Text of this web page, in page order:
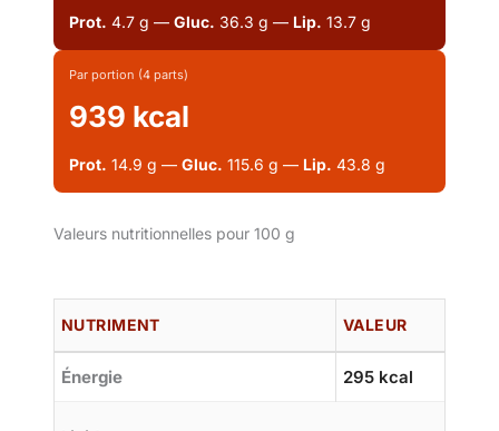
Prot. 4.7 g — Gluc. 36.3 g — Lip. 13.7 g
Par portion (4 parts)
939 kcal
Prot. 14.9 g — Gluc. 115.6 g — Lip. 43.8 g
Valeurs nutritionnelles pour 100 g
NUTRIMENT VALEUR
Énergie 295 kcal